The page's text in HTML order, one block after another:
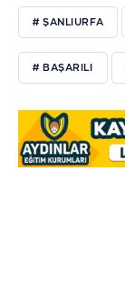
# ŞANLIURFA
# BAŞARILI